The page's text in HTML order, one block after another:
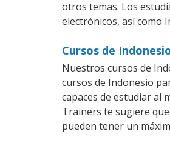
otros temas. Los
electrónicos, así como
Cursos de
Nuestros cursos de
cursos de Indonesio
capaces de estudiar al
Trainers te sugiere
pueden tener un